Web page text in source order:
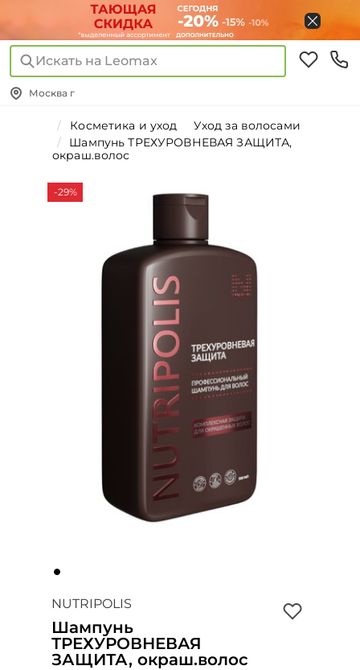
Искать на Leomax
Москва г
Косметика и уход
Уход за волосами
Шампунь ТРЕХУРОВНЕВАЯ ЗАЩИТА,
окраш.волос
-29%
NUTRIPOLIS
Шампунь
ТРЕХУРОВНЕВАЯ
ЗАЩИТА, окраш.волос